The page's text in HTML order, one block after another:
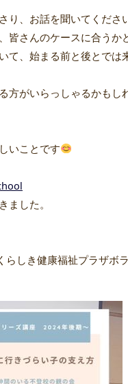
、お話を聞いてくださ
さんのケースに合うか
て、始まる前と後とでは
方がいらっしゃるかもし
いことです
ました。
らしき健康福祉プラザボ